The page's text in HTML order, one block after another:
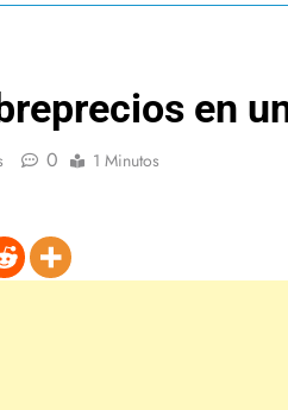
en
0 1 Minutos